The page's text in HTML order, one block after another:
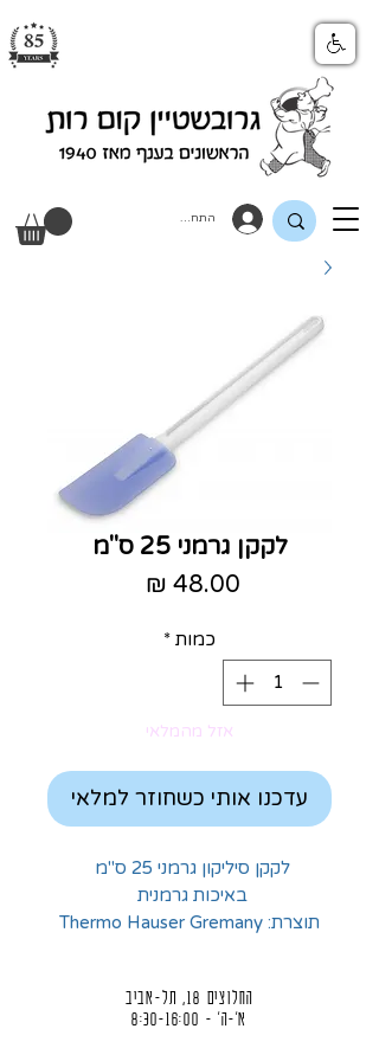
התחבר
לקקן גרמני 25 ס"מ
כמות *
אזל מהמלאי
עדכנו אותי כשחוזר למלאי
לקקן סיליקון גרמני 25 ס"מ
באיכות גרמנית
תוצרת: Thermo Hauser Gremany
החלוצים 18, תל-אביב
א'-ה' - 8:30-16:00